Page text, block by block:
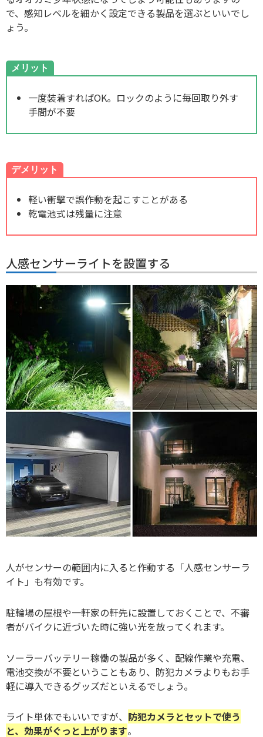
で、感知レベルを細かく設定できる製品を選ぶといいでし
ょう。
メリット
一度装着すればOK。ロックのように毎回取り外す
手間が不要
デメリット
軽い衝撃で誤作動を起こすことがある
乾電池式は残量に注意
人感センサーライトを設置する
人がセンサーの範囲内に入ると作動する「人感センサーラ
イト」も有効です。
駐輪場の屋根や一軒家の軒先に設置しておくことで、不審
者がバイクに近づいた時に強い光を放ってくれます。
ソーラーバッテリー稼働の製品が多く、配線作業や充電、
電池交換が不要ということもあり、防犯カメラよりもお手
軽に導入できるグッズだといえるでしょう。
ライト単体でもいいですが、 防犯カメラとセットで使う
と、効果がぐっと上がります。